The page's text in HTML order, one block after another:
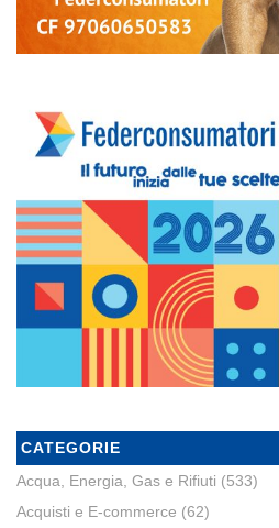
CATEGORIE
Acqua, Energia, Gas e Rifiuti (533)
Acquisti e E-commerce (62)